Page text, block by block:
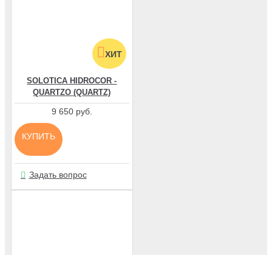
ХИТ
SOLOTICA HIDROCOR -
QUARTZO (QUARTZ)
9 650 руб.
КУПИТЬ
Задать вопрос